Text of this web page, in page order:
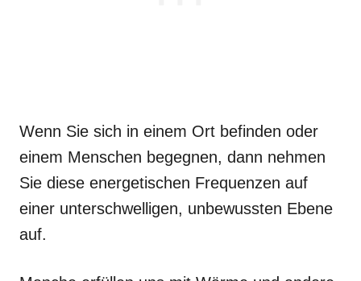
Wenn Sie sich in einem Ort befinden oder
einem Menschen begegnen, dann nehmen
Sie diese energetischen Frequenzen auf
einer unterschwelligen, unbewussten Ebene
auf.